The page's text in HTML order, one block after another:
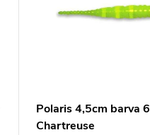
Polaris 4,5cm barva 6
Chartreuse